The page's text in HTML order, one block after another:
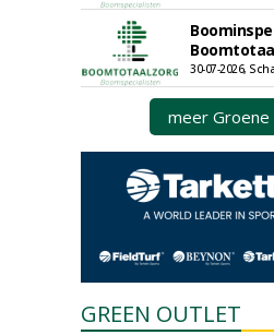
30-07-2026,
meer Groene
GREEN OUTLET